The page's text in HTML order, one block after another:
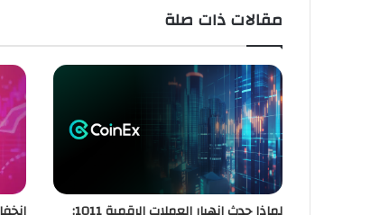
مقالات ذات صلة